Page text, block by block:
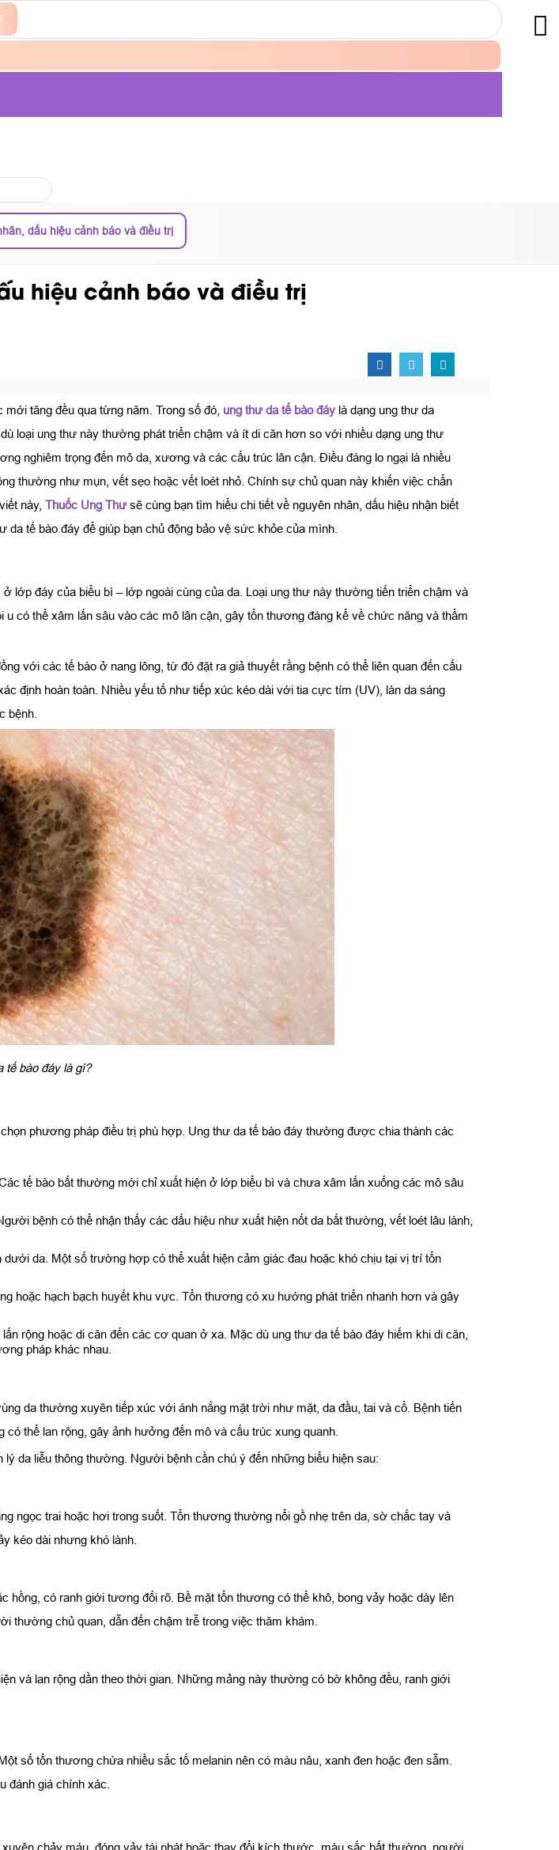
dấu hiệu cảnh báo và điều trị
hiệu cảnh báo và điều trị
tăng đều qua từng năm. Trong số đó, ung thư da tế bào đáy là dạng ung thư da
loại ung thư này thường phát triển chậm và ít di căn hơn so với nhiều dạng ung thư
nghiêm trọng đến mô da, xương và các cấu trúc lân cận. Điều đáng lo ngại là nhiều
thường như mụn, vết sẹo hoặc vết loét nhỏ. Chính sự chủ quan này khiến việc chẩn
này, Thuốc Ung Thưsẽ cùng bạn tìm hiểu chi tiết về nguyên nhân, dấu hiệu nhận biết
tế bào đáy để giúp bạn chủ động bảo vệ sức khỏe của mình.
lớp đáy của biểu bì – lớp ngoài cùng của da. Loại ung thư này thường tiến triển chậm và
có thể xâm lấn sâu vào các mô lân cận, gây tổn thương đáng kể về chức năng và thẩm
với các tế bào ở nang lông, từ đó đặt ra giả thuyết rằng bệnh có thể liên quan đến cấu
định hoàn toàn. Nhiều yếu tố như tiếp xúc kéo dài với tia cực tím (UV), làn da sáng
bệnh.
tế bào đáy là gì?
phương pháp điều trị phù hợp. Ung thư da tế bào đáy thường được chia thành các
tế bào bất thường mới chỉ xuất hiện ở lớp biểu bì và chưa xâm lấn xuống các mô sâu
bệnh có thể nhận thấy các dấu hiệu như xuất hiện nốt da bất thường, vết loét lâu lành,
da. Một số trường hợp có thể xuất hiện cảm giác đau hoặc khó chịu tại vị trí tổn
hoặc hạch bạch huyết khu vực. Tổn thương có xu hướng phát triển nhanh hơn và gây
rộng hoặc di căn đến các cơ quan ở xa. Mặc dù ung thư da tế bào đáy hiếm khi di căn,
pháp khác nhau.
da thường xuyên tiếp xúc với ánh nắng mặt trời như mặt, da đầu, tai và cổ. Bệnh tiến
thể lan rộng, gây ảnh hưởng đến mô và cấu trúc xung quanh.
da liễu thông thường. Người bệnh cần chú ý đến những biểu hiện sau:
ngọc trai hoặc hơi trong suốt. Tổn thương thường nổi gồ nhẹ trên da, sờ chắc tay và
kéo dài nhưng khó lành.
có ranh giới tương đối rõ. Bề mặt tổn thương có thể khô, bong vảy hoặc dày lên
thường chủ quan, dẫn đến chậm trễ trong việc thăm khám.
và lan rộng dần theo thời gian. Những mảng này thường có bờ không đều, ranh giới
số tổn thương chứa nhiều sắc tố melanin nên có màu nâu, xanh đen hoặc đen sẫm.
đánh giá chính xác.
chảy máu, đóng vảy tái phát hoặc thay đổi kích thước, màu sắc bất thường, người